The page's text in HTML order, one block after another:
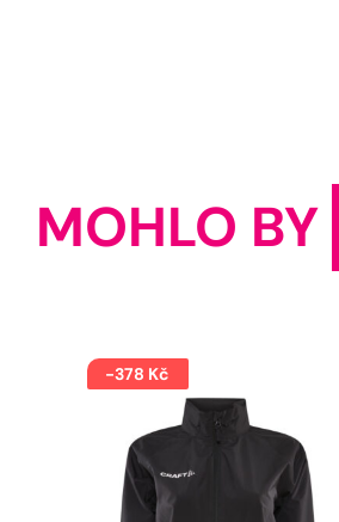
MOHLO BY
-378 Kč